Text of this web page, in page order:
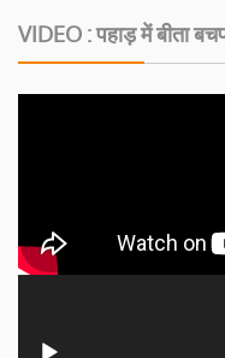
VIDEO : पहाड़ में बीता